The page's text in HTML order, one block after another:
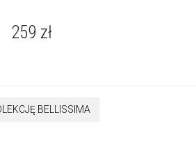
259 zł
BELLISSIMA